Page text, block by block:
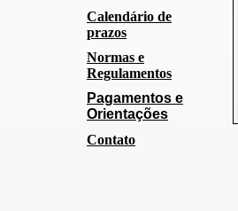
Calendário de
prazos
Normas e
Regulamentos
Pagamentos e
Orientações
Contato